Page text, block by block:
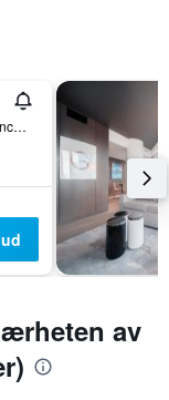
1001 Hornby Street, Vancouver, BC, Canada
av